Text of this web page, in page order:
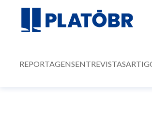
REPORTAGENSENTREVISTAS